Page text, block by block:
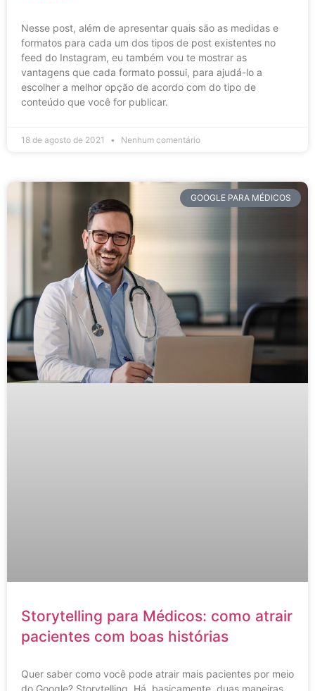
Nesse post, além de apresentar quais são as medidas e
formatos para cada um dos tipos de post existentes no
feed do Instagram, eu também vou te mostrar as
vantagens que cada formato possui, para ajudá-lo a
escolher a melhor opção de acordo com do tipo de
conteúdo que você for publicar.
18 de agosto de 2021 Nenhum comentário
GOOGLE PARA MÉDICOS
Storytelling para Médicos: como atrair
pacientes com boas histórias
Quer saber como você pode atrair mais pacientes por meio